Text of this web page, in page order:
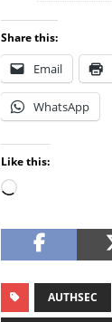
Share this:
Email
WhatsApp
Like this:
AUTHSEC